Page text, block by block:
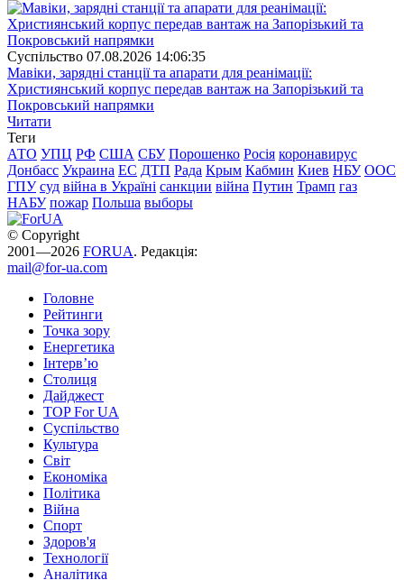
Суспiльство 07.08.2026 14:06:35
Мавіки, зарядні станції та апарати для реанімації:
Християнський корпус передав вантаж на Запорізький та
Покровський напрямки
Читати
Теги
АТО УПЦ РФ США СБУ Порошенко Росія коронавирус
Донбасс Украина ЕС ДТП Рада Крым Кабмин Киев НБУ ООС
ГПУ суд війна в Україні санкции війна Путин Трамп газ
НАБУ пожар Польша выборы
© Copyright
2001—2026 FORUA. Редакція:
mail@for-ua.com
Головне
Рейтинги
Точка зору
Енергетика
Інтерв’ю
Столиця
Дайджест
TOP For UA
Суспiльство
Культура
Світ
Економіка
Політика
Війна
Спорт
Здоров'я
Технології
Аналітика